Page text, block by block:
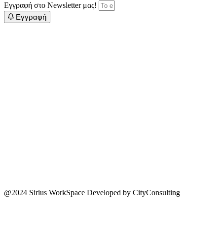
Εγγραφή στο Newsletter μας!
Εγγραφή
@2024 Sirius WorkSpace Developed by CityConsulting